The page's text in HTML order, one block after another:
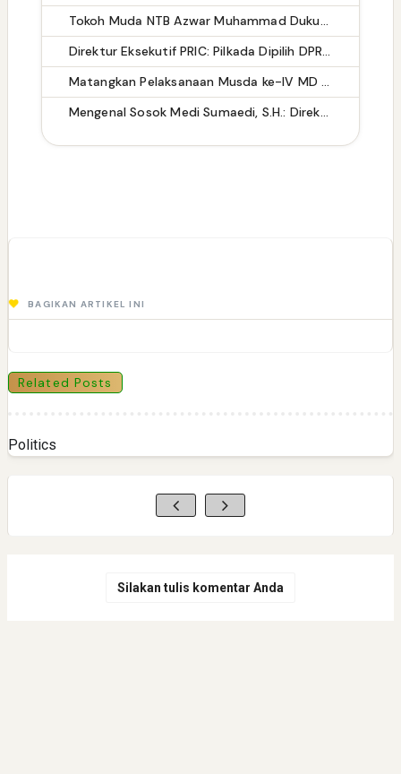
Tokoh Muda NTB Azwar Muhammad Dukung Pilkada Lewat DPRD: Tetap Demokratis dan Efisien Anggaran
Direktur Eksekutif PRIC: Pilkada Dipilih DPRD Bisa Memperkuat Stabilitas Politik dan Efisiensi Anggaran
Matangkan Pelaksanaan Musda ke-IV MD KAHMI Takalar: Panitia Siap Sukseskan Musda
Mengenal Sosok Medi Sumaedi, S.H.: Direktur Eksekutif KADIN Tangsel dengan Rekam Jejak Kepemimpinan Lintas Sektor
BAGIKAN ARTIKEL INI
Related Posts
Politics
Silakan tulis komentar Anda